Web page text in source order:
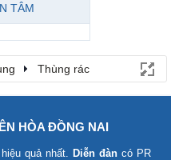
TÂM
Thùng rác
HÒA ĐỒNG NAI
hiệu quả nhất. Diễn đàn có PR